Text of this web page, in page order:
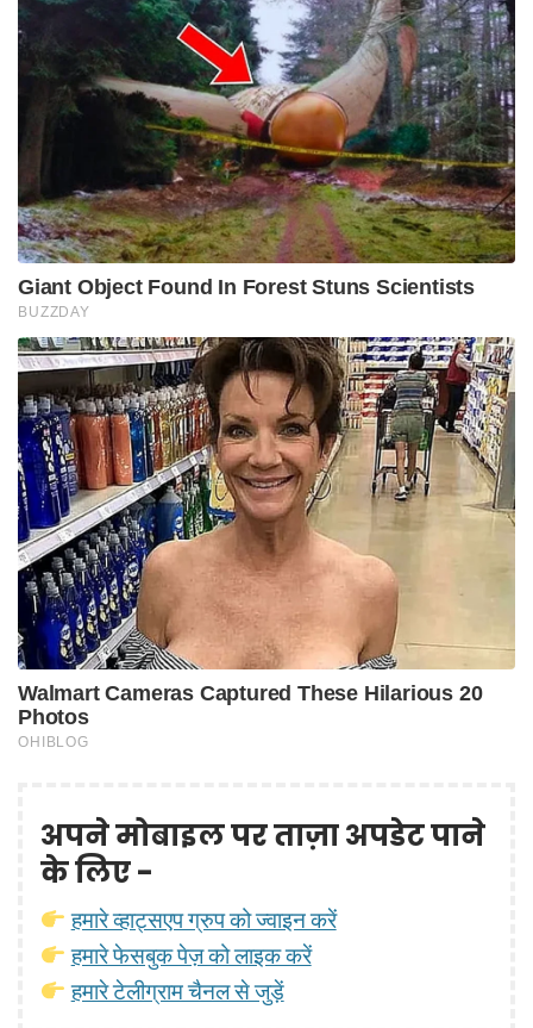
अपने मोबाइल पर ताज़ा अपडेट पाने
के लिए -
हमारे व्हाट्सएप ग्रुप को ज्वाइन करें
हमारे फेसबुक पेज़ को लाइक करें
हमारे टेलीग्राम चैनल से जुड़ें